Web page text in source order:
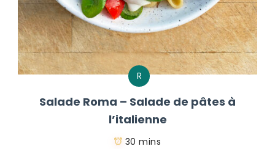
R
Salade Roma – Salade de pâtes à
l’italienne
30 mins